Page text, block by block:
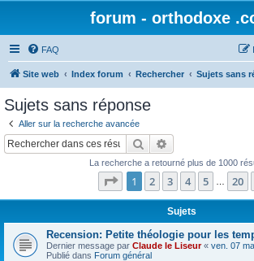
forum - orthodoxe
FAQ
Site web Index forum Rechercher Sujets sans
Sujets sans réponse
Aller sur la recherche avancée
Rechercher
La recherche a retourné plus de 1000
Page 1sur20
1 2 3 4 5 20
Sujets
Recension: Petite théologie pour les
Dernier message par Claude le Liseur« ven. 07
Publié dans Forum général